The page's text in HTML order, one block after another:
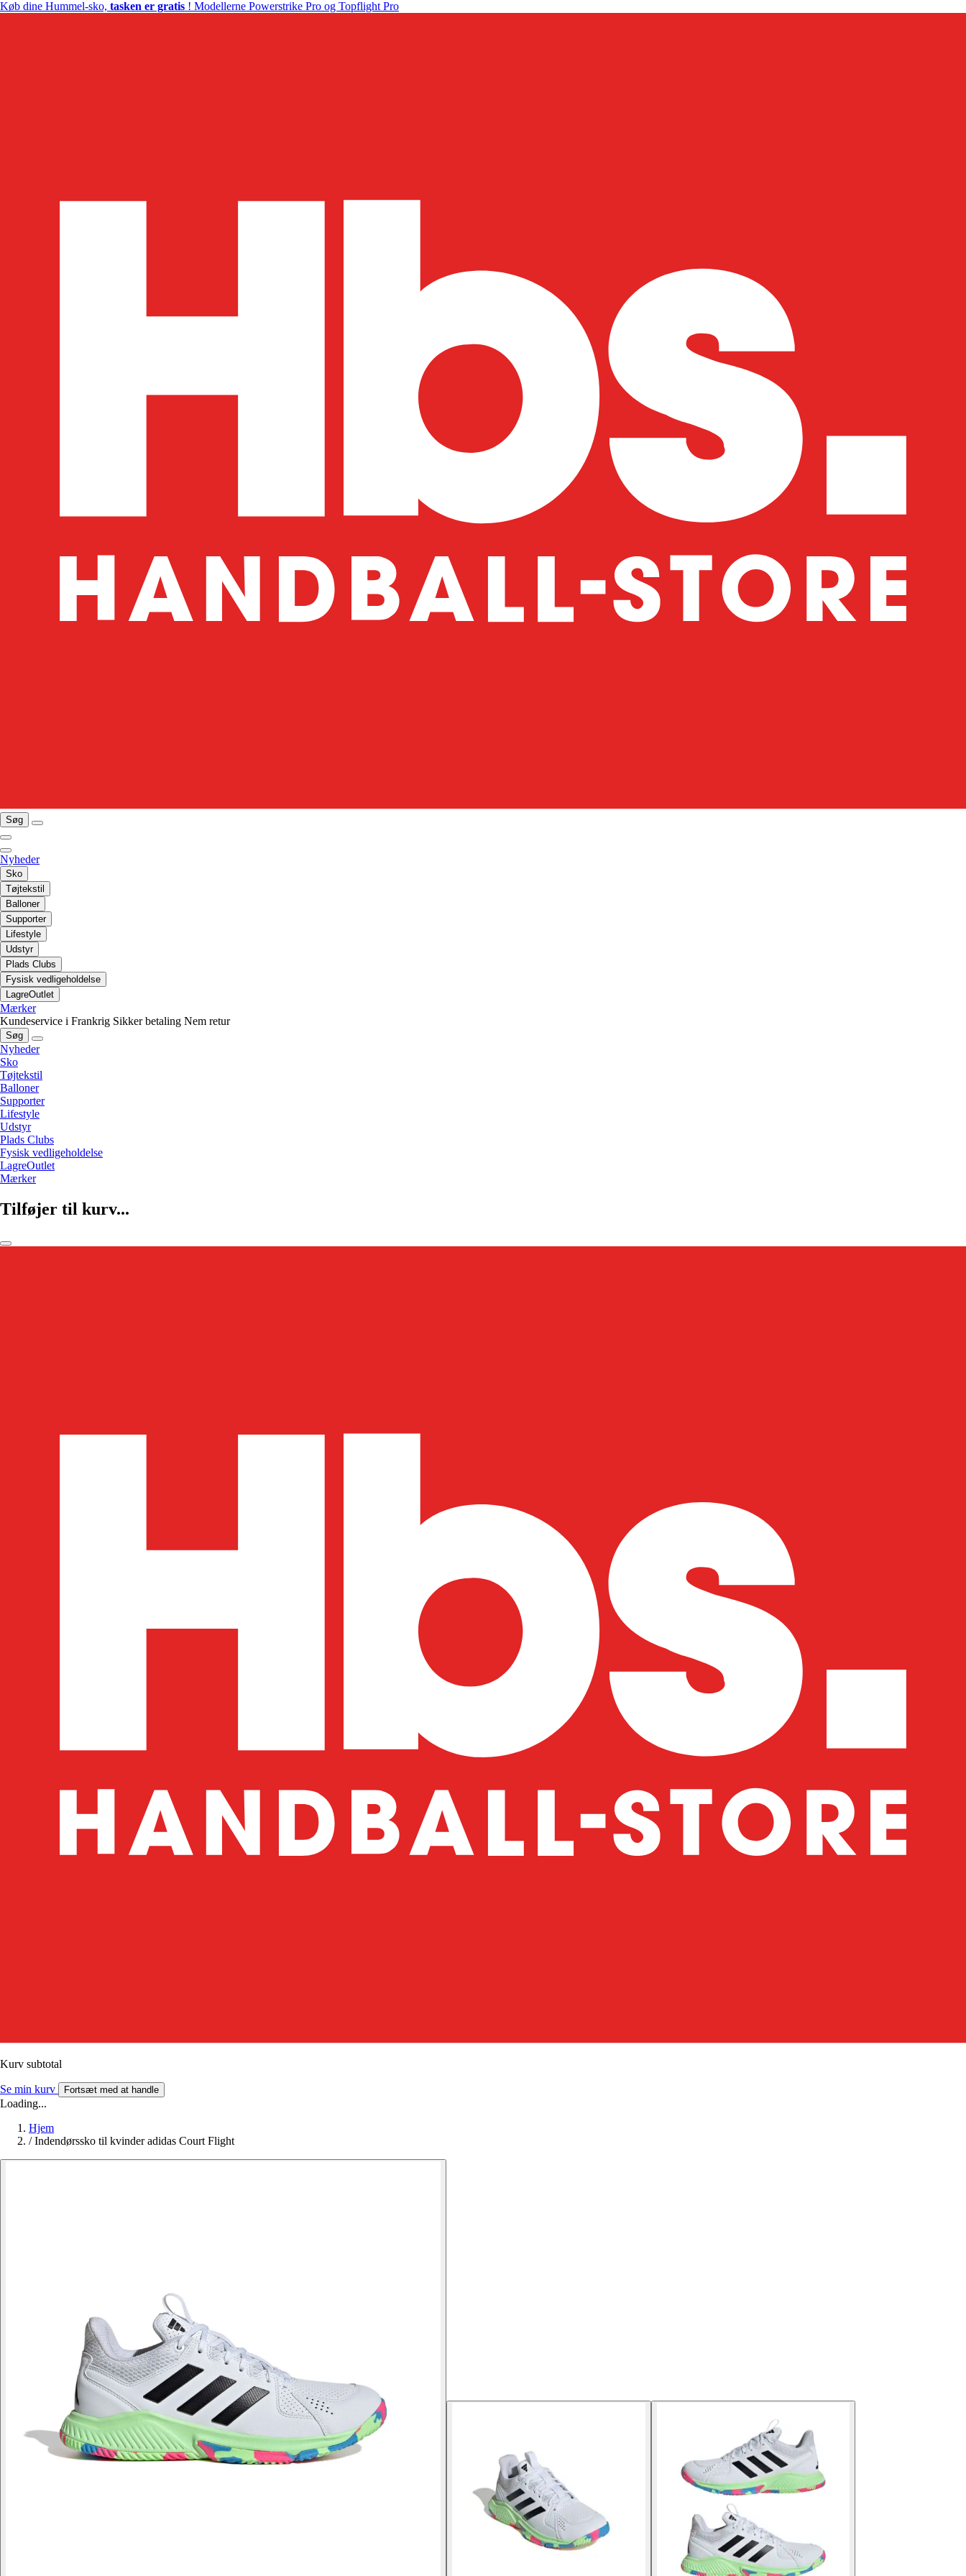
Køb dine Hummel-sko, tasken er gratis ! Modellerne Powerstrike Pro og Topflight Pro
Søg
Nyheder
Sko
Tøjtekstil
Balloner
Supporter
Lifestyle
Udstyr
Plads Clubs
Fysisk vedligeholdelse
LagreOutlet
Mærker
Kundeservice i Frankrig Sikker betaling Nem retur
Søg
Nyheder
Sko
Tøjtekstil
Balloner
Supporter
Lifestyle
Udstyr
Plads Clubs
Fysisk vedligeholdelse
LagreOutlet
Mærker
Tilføjer til kurv...
Kurv subtotal
Se min kurv Fortsæt med at handle
Loading...
Hjem
/ Indendørssko til kvinder adidas Court Flight